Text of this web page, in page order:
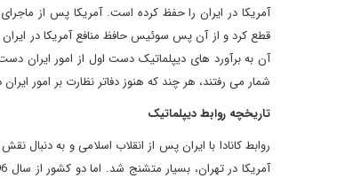
آمریکا در ایران را حفظ کرده است. آمریکا پس از
قطع کرد و از آن پس سوئیس حافظ منافع آمریکا در ایران
آن به برآورد های دیپلماتیک دست اول از امور ایران
شمار می رفتند، هر چند که هنوز دفاتر نظارت بر امور
تاریخچه روابط دیپلماتیک